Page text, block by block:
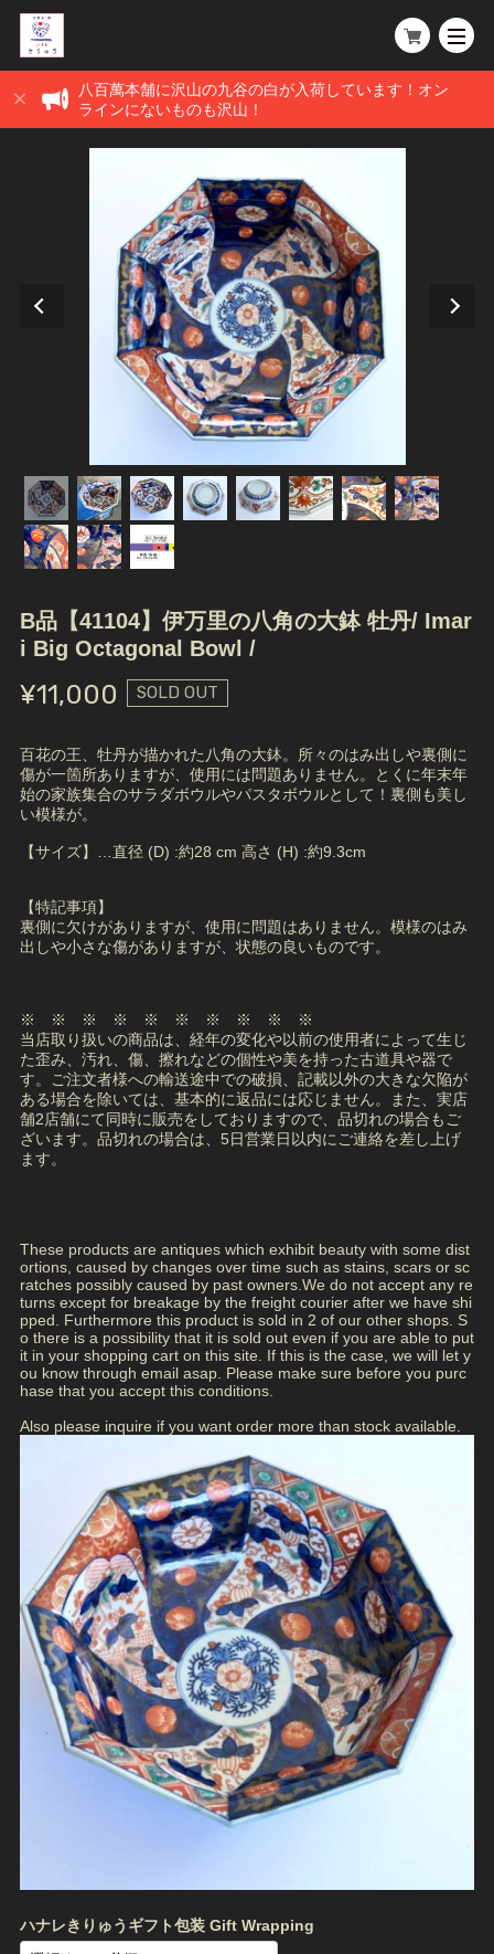
八百萬本舗に沢山の九谷の白が入荷しています！オン
ラインにないものも沢山！
B品【41104】伊万里の八角の大鉢 牡丹/ Imar
i Big Octagonal Bowl /
¥11,000 SOLD OUT
百花の王、牡丹が描かれた八角の大鉢。所々のはみ出しや裏側に
傷が一箇所ありますが、使用には問題ありません。とくに年末年
始の家族集合のサラダボウルやパスタボウルとして！裏側も美し
い模様が。
【サイズ】…直径 (D) :約28 cm 高さ (H) :約9.3cm
【特記事項】
裏側に欠けがありますが、使用に問題はありません。模様のはみ
出しや小さな傷がありますが、状態の良いものです。
※ ※ ※ ※ ※ ※ ※ ※ ※ ※
当店取り扱いの商品は、経年の変化や以前の使用者によって生じ
た歪み、汚れ、傷、擦れなどの個性や美を持った古道具や器で
す。ご注文者様への輸送途中での破損、記載以外の大きな欠陥が
ある場合を除いては、基本的に返品には応じません。また、実店
舗2店舗にて同時に販売をしておりますので、品切れの場合もご
ざいます。品切れの場合は、5日営業日以内にご連絡を差し上げ
ます。
These products are antiques which exhibit beauty with some dist
ortions, caused by changes over time such as stains, scars or sc
ratches possibly caused by past owners.We do not accept any re
turns except for breakage by the freight courier after we have shi
pped. Furthermore this product is sold in 2 of our other shops. S
o there is a possibility that it is sold out even if you are able to put
it in your shopping cart on this site. If this is the case, we will let y
ou know through email asap. Please make sure before you purc
hase that you accept this conditions.
Also please inquire if you want order more than stock available.
ハナレきりゅうギフト包装 Gift Wrapping